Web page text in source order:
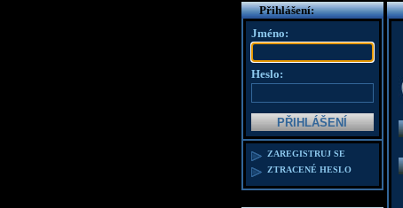
Přihlášení:
Jméno:
Heslo:
ZAREGISTRUJ SE
ZTRACENÉ HESLO